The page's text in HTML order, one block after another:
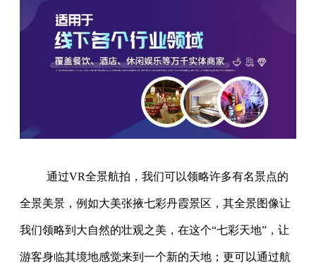
通过VR全景航拍，我们可以领略许多有名景点的
全景美景，例如大美张掖七彩丹霞景区，其全景图像让
我们领略到大自然的壮观之美，在这个“七彩天地”，让
游客身临其境地感觉来到一个新的天地；更可以通过航